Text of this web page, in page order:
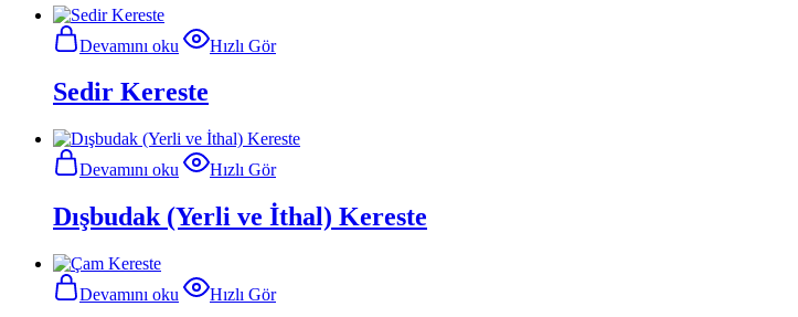
Devamını oku Hızlı Gör
Sedir Kereste
Devamını oku Hızlı Gör
Dışbudak (Yerli ve İthal) Kereste
Devamını oku Hızlı Gör